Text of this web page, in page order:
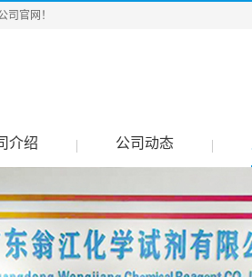
司官网！
介绍 公司动态